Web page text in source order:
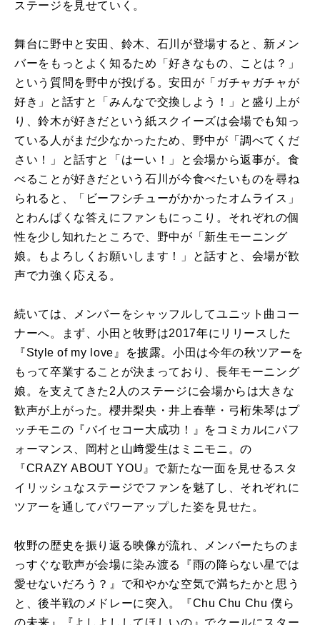
ステージを見せていく。
舞台に野中と安田、鈴木、石川が登場すると、新メン
バーをもっとよく知るため「好きなもの、ことは？」
という質問を野中が投げる。安田が「ガチャガチャが
好き」と話すと「みんなで交換しよう！」と盛り上が
り、鈴木が好きだという紙スクイーズは会場でも知っ
ている人がまだ少なかったため、野中が「調べてくだ
さい！」と話すと「はーい！」と会場から返事が。食
べることが好きだという石川が今食べたいものを尋ね
られると、「ビーフシチューがかかったオムライス」
とわんぱくな答えにファンもにっこり。それぞれの個
性を少し知れたところで、野中が「新生モーニング
娘。もよろしくお願いします！」と話すと、会場が歓
声で力強く応える。
続いては、メンバーをシャッフルしてユニット曲コー
ナーへ。まず、小田と牧野は2017年にリリースした
『Style of my love』を披露。小田は今年の秋ツアーを
もって卒業することが決まっており、長年モーニング
娘。を支えてきた2人のステージに会場からは大きな
歓声が上がった。櫻井梨央・井上春華・弓桁朱琴はプ
ッチモニの『バイセコー大成功！』をコミカルにパフ
ォーマンス、岡村と山﨑愛生はミニモニ。の
『CRAZY ABOUT YOU』で新たな一面を見せるスタ
イリッシュなステージでファンを魅了し、それぞれに
ツアーを通してパワーアップした姿を見せた。
牧野の歴史を振り返る映像が流れ、メンバーたちのま
っすぐな歌声が会場に染み渡る『雨の降らない星では
愛せないだろう？』で和やかな空気で満ちたかと思う
と、後半戦のメドレーに突入。『Chu Chu Chu 僕ら
の未来』『よしよししてほしいの』でクールにスター